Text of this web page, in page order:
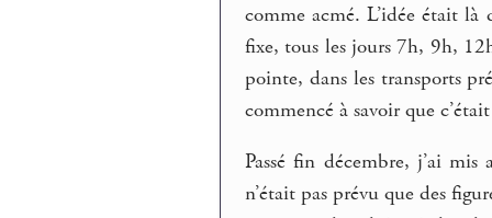
comme acmé. L’idée était
fixe, tous les jours 7h, 9h,
pointe, dans les transports
commencé à savoir que
Passé fin décembre, j’ai
n’était pas prévu que des